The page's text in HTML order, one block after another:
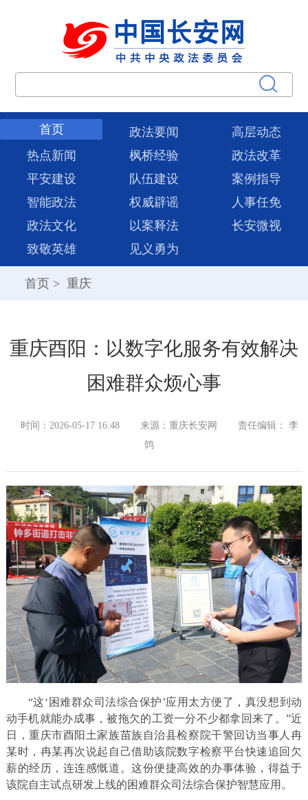
首页 政法要闻
高层动态
热点新闻
枫桥经验
政法改革
平安建设
队伍建设
案例指导
智能政法
权威辟谣
人事任免
政法文化
以案释法
长安微视
致敬英雄
见义勇为
首页 > 重庆
重庆酉阳：以数字化服务有效解决
困难群众烦心事
时间：2026-05-17 16:48 来源：重庆长安网
责任编辑： 李
鸽
“这‘困难群众司法综合保护’应用太方便了，真没想到动
动手机就能办成事，被拖欠的工资一分不少都拿回来了。”近
日，重庆市酉阳土家族苗族自治县检察院干警回访当事人冉
某时，冉某再次说起自己借助该院数字检察平台快速追回欠
薪的经历，连连感慨道。这份便捷高效的办事体验，得益于
该院自主试点研发上线的困难群众司法综合保护智慧应用。